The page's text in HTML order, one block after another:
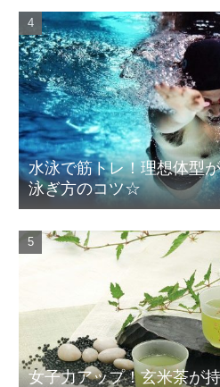
水泳で筋トレ！理想体型
泳ぎ方のコツ☆
女子力アップ！玄米茶が